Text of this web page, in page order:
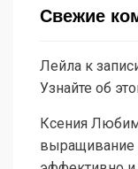
Свежие
Лейла к
Узнайте об
Ксения
выращивание